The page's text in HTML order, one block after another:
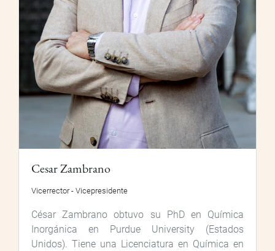
Cesar Zambrano
Vicerrector - Vicepresidente
César Zambrano obtuvo su PhD en Química
Inorgánica en Purdue University (Estados
Unidos). Tiene una Licenciatura en Química en